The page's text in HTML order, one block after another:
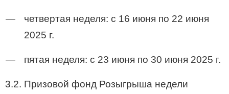
четвертая неделя: с 16 июня по 22 июня
2025 г.
пятая неделя: с 23 июня по 30 июня 2025 г.
3.2. Призовой фонд Розыгрыша недели